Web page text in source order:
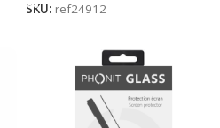
SKU: ref24912